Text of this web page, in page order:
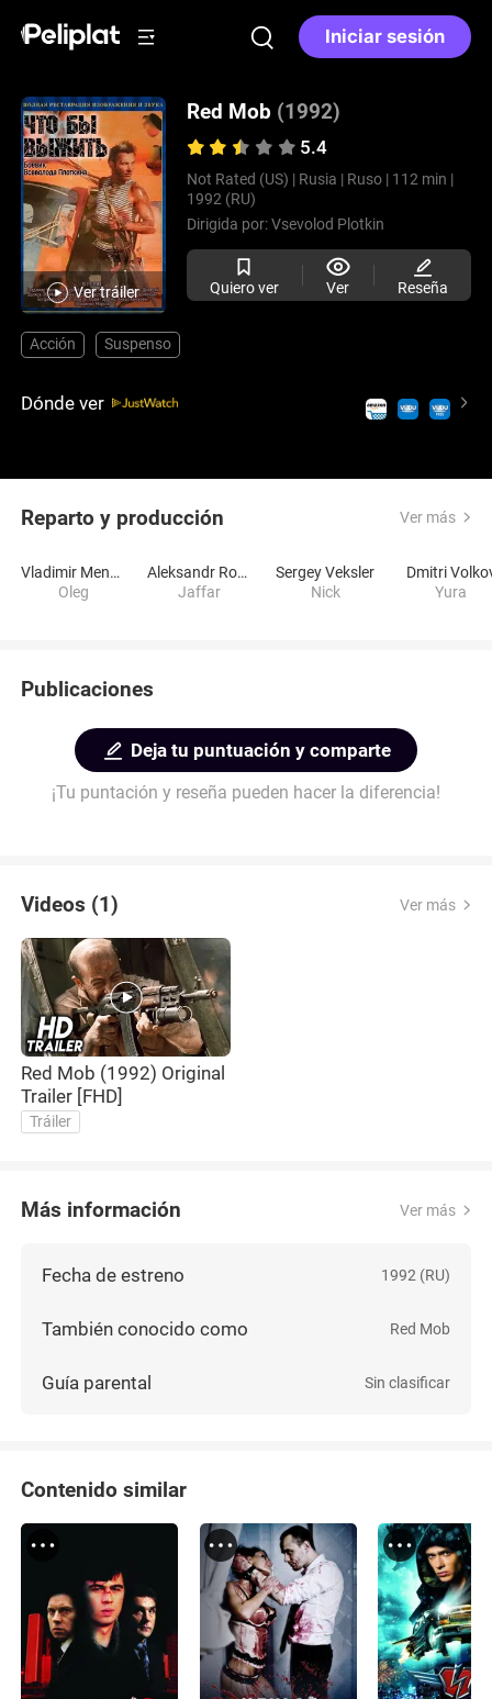
Iniciar sesión
Ver tráiler
Red Mob (1992)
5.4
Not Rated (US) | Rusia | Ruso | 112 min |
1992 (RU)
Dirigida por:Vsevolod Plotkin
Quiero ver Ver Reseña
Acción Suspenso
Dónde ver
Reparto y producción Ver más
Vladimir Menshov
Oleg
Aleksandr Rozenbaum
Jaffar
Sergey Veksler
Nick
Dmitri
Yura
Publicaciones
Deja tu puntuación y comparte
¡Tu puntación y reseña pueden hacer la diferencia!
Videos (1) Ver más
Red Mob (1992) Original
Trailer [FHD]
Tráiler
Más información Ver más
Fecha de estreno 1992 (RU)
También conocido como Red Mob
Guía parental Sin clasificar
Contenido similar